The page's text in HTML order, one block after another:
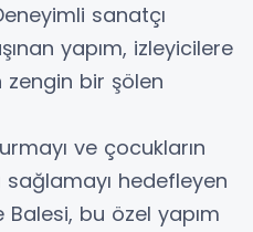
sanatçı
yapım, izleyicilere
zengin bir şölen
ve çocukların
sağlamayı hedefleyen
bu özel yapım